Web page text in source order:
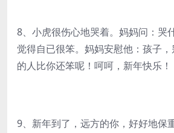
8、小虎很伤心地哭着。妈妈问：哭
觉得自已很笨。妈妈安慰他：孩子
的人比你还笨呢！呵呵，新年快乐！
9、新年到了，远方的你，好好地保